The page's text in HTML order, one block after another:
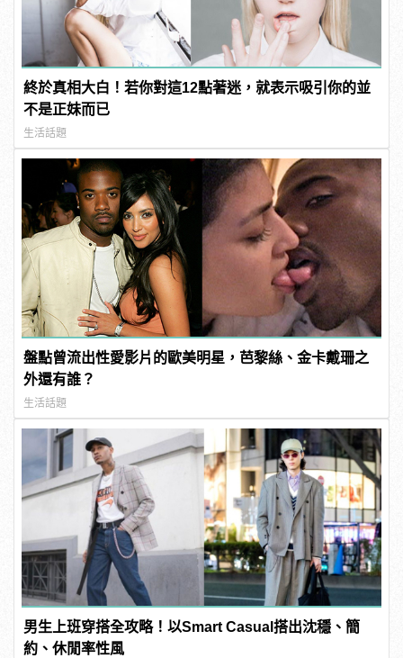
終於真相大白！若你對這12點著迷，就表示吸引你的並
不是正妹而已
生活話題
盤點曾流出性愛影片的歐美明星，芭黎絲、金卡戴珊之
外還有誰？
生活話題
男生上班穿搭全攻略！以Smart Casual搭出沈穩、簡
約、休閒率性風